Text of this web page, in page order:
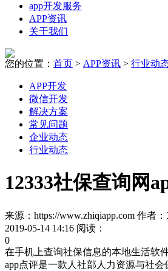
app开发服务
APP资讯
关于我们
您的位置： 首页 > APP资讯 > 行业动
APP开发
微信开发
解决方案
常见问题
企业动态
行业动态
12333社保查询网
来源：https://www.zhiqiapp.com 作者
2019-05-14 14:16 阅读：
0
在手机上查询社保信息的本地生活软
app点评是一款人社部人力资源与社会